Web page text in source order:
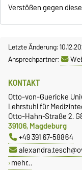
Verstößen gegen
Letzte Änderung:
Ansprechpartner:
KONTAKT
Otto-von-Guericke
Lehrstuhl für
Otto-Hahn-Straße 2.
39106, Magdeburg
+49 391 67-58864
mehr…